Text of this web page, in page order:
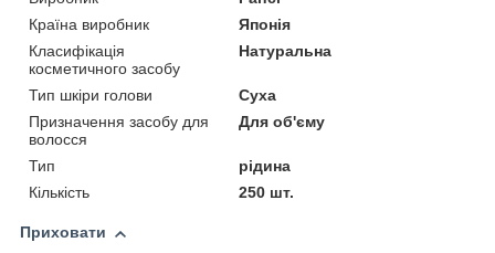
Країна виробник
Японія
Класифікація
косметичного засобу
Натуральна
Тип шкіри голови
Суха
Призначення засобу для
волосся
Для об'єму
Тип
рідина
Кількість
250 шт.
Приховати